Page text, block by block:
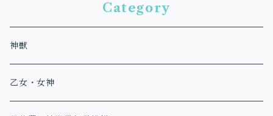
Category
神獣
乙女・女神